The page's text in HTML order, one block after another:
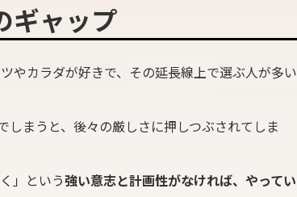
ギャップ
やカラダが好きで、その延長線上で選ぶ人が多い
しまうと、後々の厳しさに押しつぶされてしま
」という強い意志と計画性がなければ、やってい